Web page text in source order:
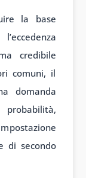
la base
credibile
comuni, il
domanda
di secondo